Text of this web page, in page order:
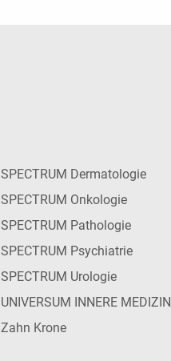
SPECTRUM Dermatologie
SPECTRUM Onkologie
SPECTRUM Pathologie
SPECTRUM Psychiatrie
SPECTRUM Urologie
UNIVERSUM INNERE MEDIZIN
Zahn Krone